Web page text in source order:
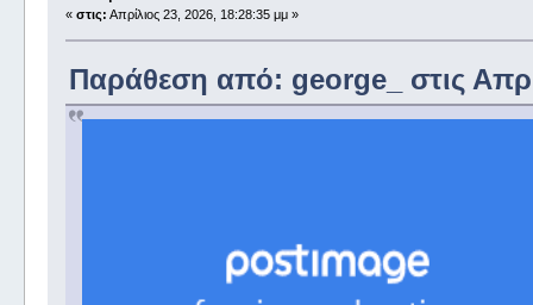
« στις: Απρίλιος 23, 2026, 18:28:35 μμ »
Παράθεση από: george_ στις